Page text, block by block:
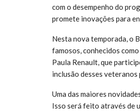
com o desempenho do
promete inovações para
Nesta nova temporada, o
famosos, conhecidos
Paula Renault, que
inclusão desses
Uma das maiores
Isso será feito através de